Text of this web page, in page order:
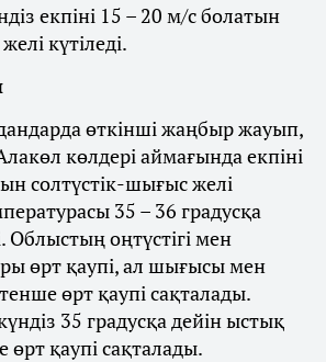
екпіні 15 – 20 м/с болатын
күтіледі.
өткінші жаңбыр жауып,
көлдері аймағында екпіні
солтүстік-шығыс желі
35 – 36 градусқа
Облыстың оңтүстігі мен
өрт қаупі, ал шығысы мен
өрт қаупі сақталады.
35 градусқа дейін ыстық
қаупі сақталады.